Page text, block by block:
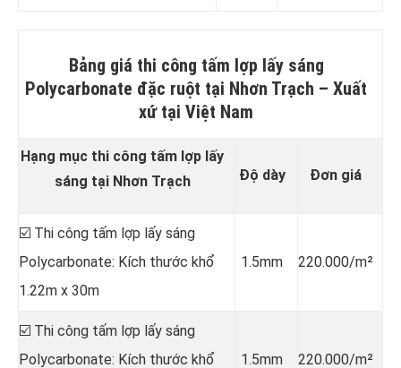
Bảng giá thi công tấm lợp lấy sáng
Polycarbonate đặc ruột tại Nhơn Trạch – Xuất
xứ tại Việt Nam
Hạng mục thi công tấm lợp lấy
sáng tại Nhơn Trạch
Độ dày Đơn giá
☑️ Thi công tấm lợp lấy sáng
Polycarbonate: Kích thước khổ
1.22m x 30m
1.5mm 220.000/m²
☑️ Thi công tấm lợp lấy sáng
Polycarbonate: Kích thước khổ
1.5mm 220.000/m²